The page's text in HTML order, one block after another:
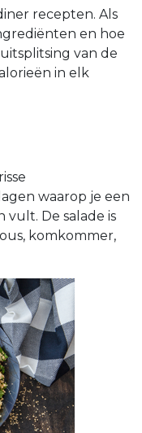
recepten. Als
en hoe
van de
in elk
waarop je een
vult. De salade is
komkommer,